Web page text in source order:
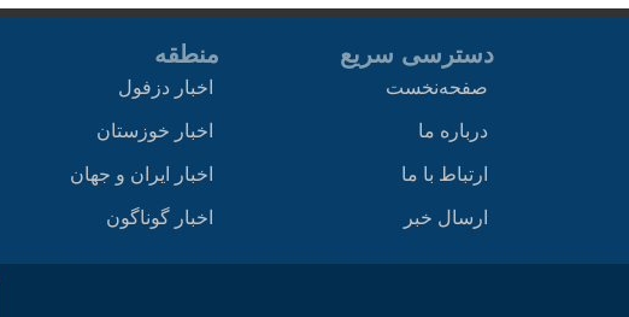
دسترسی سریع
صفحه‌نخست
درباره ما
ارتباط با ما
ارسال خبر
منطقه
اخبار دزفول
اخبار خوزستان
اخبار ایران و جهان
اخبار گوناگون